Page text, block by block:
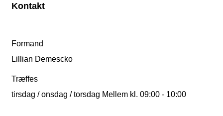
Kontakt
Formand
Lillian Demescko
Træffes
tirsdag / onsdag / torsdag Mellem kl. 09:00 - 10:00